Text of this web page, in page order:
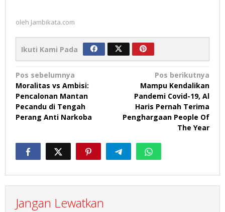
oleh Jambikata.com
Ikuti Kami Pada
Navigasi
pos
Pos sebelumnya
Moralitas vs Ambisi:
Pencalonan Mantan
Pecandu di Tengah
Perang Anti Narkoba
Pos berikutnya
Mampu Kendalikan
Pandemi Covid-19, Al
Haris Pernah Terima
Penghargaan People Of
The Year
Jangan Lewatkan